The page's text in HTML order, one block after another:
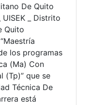
De Quito
_ Distrito
Quito
los programas
(Ma) Con
(Tp)” que se
Técnica De
está